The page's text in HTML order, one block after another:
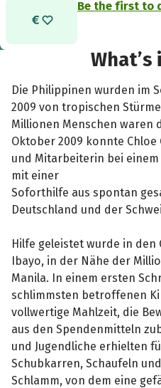
Be the first to
Die Philippinen wurden im
2009 von tropischen
Millionen Menschen waren
Oktober 2009 konnte
und Mitarbeiterin bei
mit einer
Soforthilfe aus spontan
Deutschland und der
Hilfe geleistet wurde in den
Ibayo, in der Nähe der
Manila. In einem ersten
schlimmsten betroffenen
vollwertige Mahlzeit, die
aus den Spendenmitteln
und Jugendliche erhielten
Schubkarren, Schaufeln
Schlamm, von dem eine